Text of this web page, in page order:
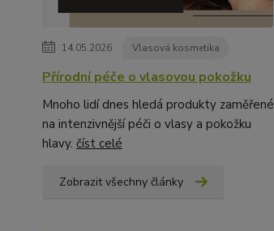
14.05.2026 Vlasová kosmetika
Přírodní péče o vlasovou pokožku
Mnoho lidí dnes hledá produkty zaměřené
na intenzivnější péči o vlasy a pokožku
hlavy. číst celé
Zobrazit všechny články